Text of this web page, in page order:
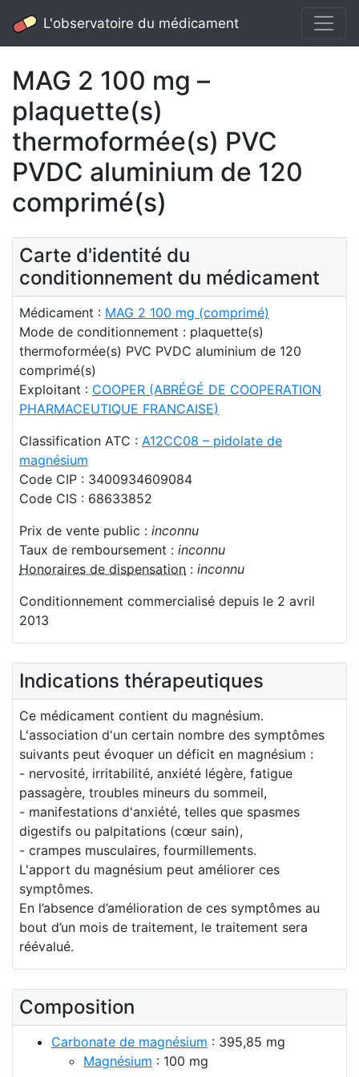
L'observatoire du médicament
MAG 2 100 mg –
plaquette(s)
thermoformée(s) PVC
PVDC aluminium de 120
comprimé(s)
Carte d'identité du
conditionnement du médicament
Médicament : MAG 2 100 mg (comprimé)
Mode de conditionnement : plaquette(s)
thermoformée(s) PVC PVDC aluminium de 120
comprimé(s)
Exploitant : COOPER (ABRÉGÉ DE COOPERATION
PHARMACEUTIQUE FRANCAISE)
Classification ATC : A12CC08 – pidolate de
magnésium
Code CIP : 3400934609084
Code CIS : 68633852
Prix de vente public : inconnu
Taux de remboursement : inconnu
Honoraires de dispensation : inconnu
Conditionnement commercialisé depuis le 2 avril
2013
Indications thérapeutiques
Ce médicament contient du magnésium.
L'association d'un certain nombre des symptômes
suivants peut évoquer un déficit en magnésium :
- nervosité, irritabilité, anxiété légère, fatigue
passagère, troubles mineurs du sommeil,
- manifestations d'anxiété, telles que spasmes
digestifs ou palpitations (cœur sain),
- crampes musculaires, fourmillements.
L'apport du magnésium peut améliorer ces
symptômes.
En l’absence d’amélioration de ces symptômes au
bout d’un mois de traitement, le traitement sera
réévalué.
Composition
Carbonate de magnésium : 395,85 mg
Magnésium : 100 mg